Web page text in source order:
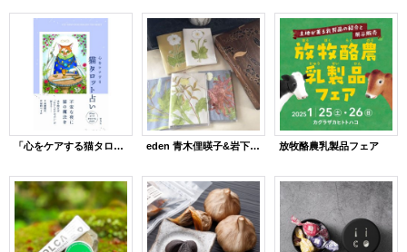
「心をケアする猫タロット占い」出版記念イベント eden 青木俚暎子&岩下環境研究所 放牧酪農乳製品フェア